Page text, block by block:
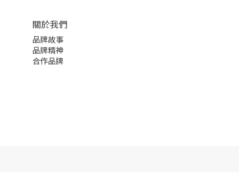
關於我們
品牌故事
品牌精神
合作品牌